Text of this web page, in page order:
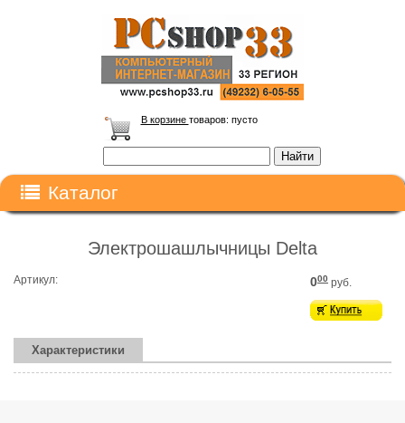
В корзине товаров: пусто
Каталог
Электрошашлычницы Delta
Артикул: 000 руб.
Характеристики